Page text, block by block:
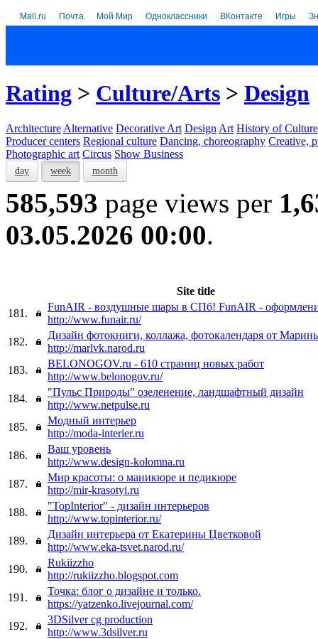
Mail.ru Почта Мой Мир Одноклассники ВКонтакте Игры
Rating > Culture/Arts > Design
Architecture Alternative Decorative Art Design Art History of
Producer centers Regional culture Dancing, choreography Creative,
Photographic art Circus Show Business
day week month
585,593 page views per
03.05.2026 00:00.
Site title
181.
FunAIR - воздушные шары в СПб! FunAIR -
http://www.funair.ru/
182.
Дизайн фотокниги, коллажа, фотокалендаря от
http://marlvk.narod.ru
183.
BELONOGOV.ru - 610 страниц новых работ
http://www.belonogov.ru/
184.
"Пульс Природы" озеленение, ландшафтный дизайн
http://www.netpulse.ru
185.
Модный интерьер
http://moda-interier.ru
186.
Ваш уровень
http://www.design-kolomna.ru
187.
Мир красоты: о маникюре и педикюре
http://mir-krasotyi.ru
188.
"TopInterior" - дизайн интерьеров
http://www.topinterior.ru/
189.
Дизайн интерьера от Екатерины Цветковой
http://www.eka-tsvet.narod.ru/
190.
Rukiizzho
http://rukiizzho.blogspot.com
191.
Точка: блог о дизайне и только.
https://yatzenko.livejournal.com/
192.
3DSilver cg production
http://www.3dsilver.ru